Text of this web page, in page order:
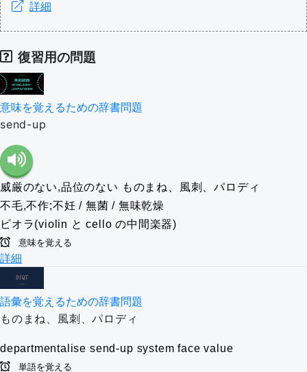
詳細
復習用の問題
意味を覚えるための辞書問題
send-up
威厳のない,品位のない ものまね、風刺、パロディ
不毛,不作;不妊 / 無菌 / 無味乾燥
ビオラ(violin と cello の中間楽器)
意味を覚える
詳細
語彙を覚えるための辞書問題
ものまね、風刺、パロディ
departmentalise send-up system face value
単語を覚える